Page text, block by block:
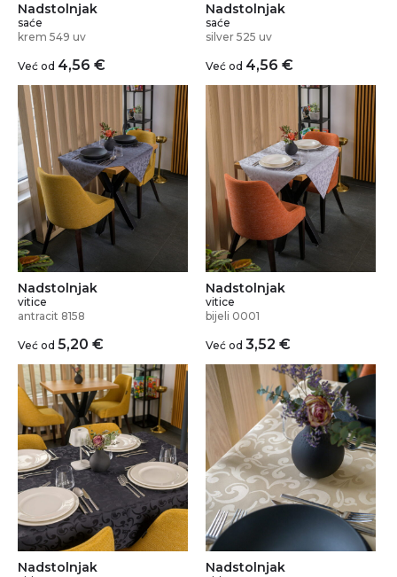
Nadstolnjak
saće
krem 549 uv
Već od 4,56 €
Nadstolnjak
saće
silver 525 uv
Već od 4,56 €
Nadstolnjak
vitice
antracit 8158
Već od 5,20 €
Nadstolnjak
vitice
bijeli 0001
Već od 3,52 €
Nadstolnjak Nadstolnjak